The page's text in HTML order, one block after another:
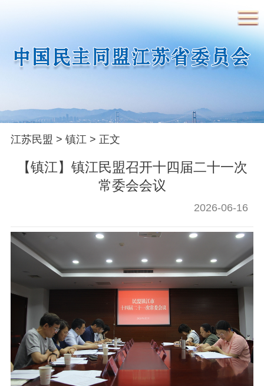
民盟概况
民盟简介 民盟章程
领导人简介
时政要闻 盟务要闻
思想建设
工作动态 教育基地 《江苏民盟》
参政议政
江苏民盟 > 镇江> 正文
【镇江】镇江民盟召开十四届二十一次
常委会会议
2026-06-16